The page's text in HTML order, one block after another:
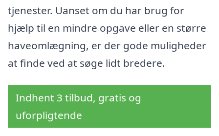
tjenester. Uanset om du har brug for
hjælp til en mindre opgave eller en større
haveomlægning, er der gode muligheder
at finde ved at søge lidt bredere.
Indhent 3 tilbud, gratis og
uforpligtende